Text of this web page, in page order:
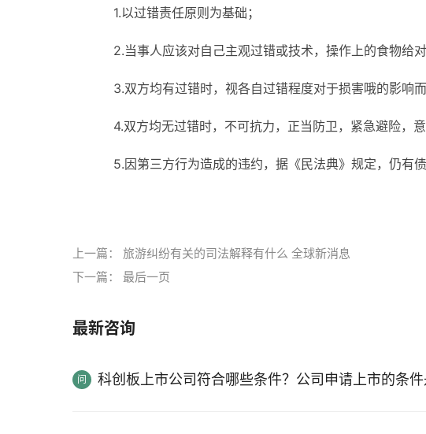
1.以过错责任原则为基础；
2.当事人应该对自己主观过错或技术，操作上的食物给
3.双方均有过错时，视各自过错程度对于损害哦的影响
4.双方均无过错时，不可抗力，正当防卫，紧急避险，
5.因第三方行为造成的违约，据《民法典》规定，仍有
上一篇： 旅游纠纷有关的司法解释有什么 全球新消息
下一篇： 最后一页
最新咨询
科创板上市公司符合哪些条件？公司申请上市的条件